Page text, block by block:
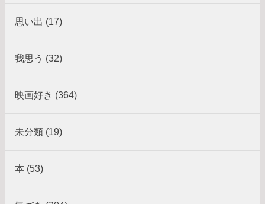
思い出 (17)
我思う (32)
映画好き (364)
未分類 (19)
本 (53)